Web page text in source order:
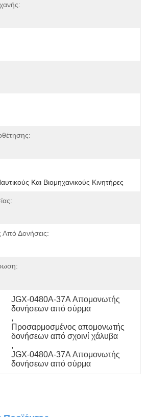
Και Βιομηχανικούς Κινητήρες
Δονήσεις:
JGX-0480A-37A Απομονωτής
δονήσεων από σύρμα
,
Προσαρμοσμένος απομονωτής
δονήσεων από σχοινί χάλυβα
,
JGX-0480A-37A Απομονωτής
δονήσεων από σύρμα